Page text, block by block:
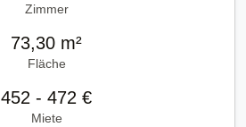
Zimmer
73,30 m²
Fläche
452 - 472 €
Miete